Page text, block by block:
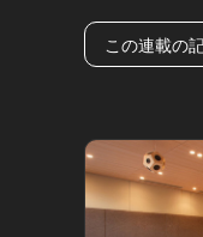
この連載の